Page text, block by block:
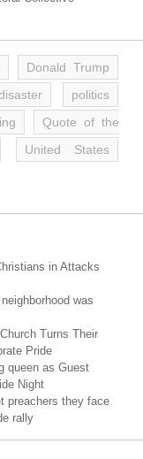
Donald Trump
politics
Quote of the
United States
in Attacks
was
Turns Their
Pride
queen as Guest
Night
preachers they face
rally